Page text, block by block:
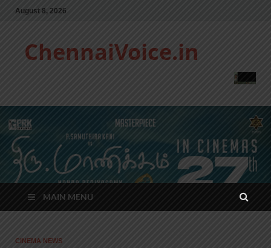
August 8, 2026
ChennaiVoice.in
MAIN MENU
CINEMA NEWS